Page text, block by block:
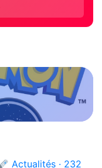
Actualités · 232